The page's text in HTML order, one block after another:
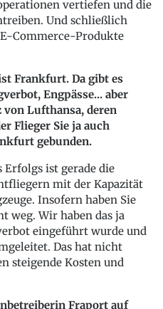
vertiefen und die
Und schließlich
Commerce-Produkte
Frankfurt. Da gibt es
Engpässe... aber
Lufthansa, deren
Flieger Sie ja auch
gebunden.
Erfolgs ist gerade die
mit der Kapazität
Insofern haben Sie
weg. Wir haben das ja
eingeführt wurde und
Das hat nicht
steigende Kosten und
Fraport auf